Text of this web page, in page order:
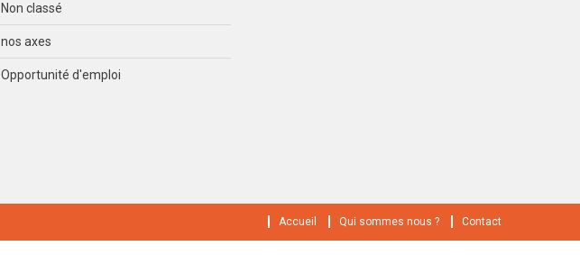
Non classé
nos axes
Opportunité d'emploi
Accueil Qui sommes nous ? Contact